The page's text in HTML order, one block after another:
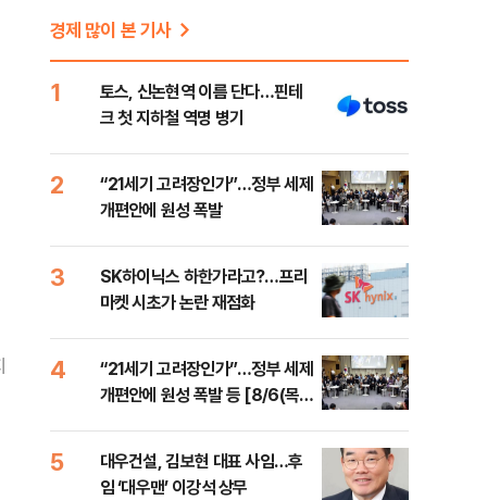
경제 많이 본 기사
1
토스, 신논현역 이름 단다…핀테
크 첫 지하철 역명 병기
2
“21세기 고려장인가”…정부 세제
개편안에 원성 폭발
3
SK하이닉스 하한가라고?…프리
마켓 시초가 논란 재점화
4
“21세기 고려장인가”…정부 세제
개편안에 원성 폭발 등 [8/6(목)
5
대우건설, 김보현 대표 사임…후
임 ‘대우맨’ 이강석 상무